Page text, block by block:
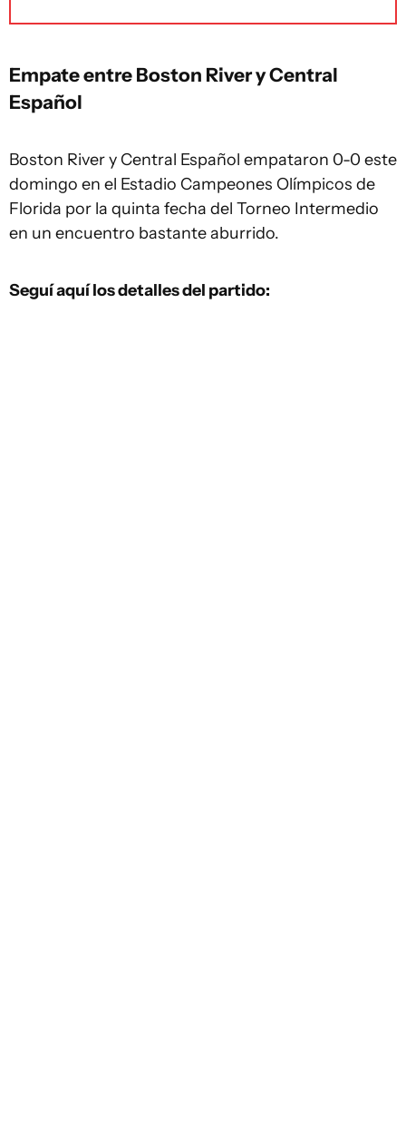
Empate entre Boston River y Central
Español
Boston River y Central Español empataron 0-0 este
domingo en el Estadio Campeones Olímpicos de
Florida por la quinta fecha del Torneo Intermedio
en un encuentro bastante aburrido.
Seguí aquí los detalles del partido: